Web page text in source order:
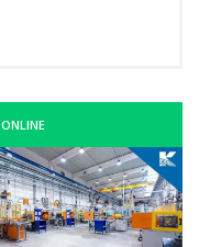
ONLINE